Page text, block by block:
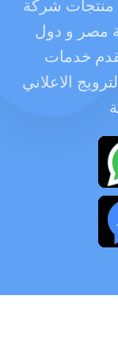
منتجات شركة
مصر و دول
خدمات
الاعلاني